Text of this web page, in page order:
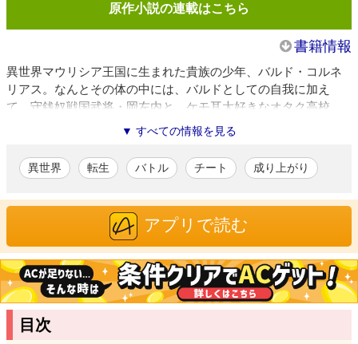
原作小説の連載はこちら
書籍情報
異世界マウリシア王国に生まれた貴族の少年、バルド・コルネ
リアス。なんとその体の中には、バルドとしての自我に加え
て、守銭奴戦国武将・岡左内と、ケモ耳大好きなオタク高校
生・岡雅晴の魂が入り込んでいた！ 三つの魂は一つになっ
て、戦闘訓練や領地経営で人並み外れたチート能力を発揮して
いき…!? 痛快異世界ファンタジー、待望のコミカライズ!!
京都府出身。2013年、「鬼斬」(原作：サイバーステップ、ホビ
ージャパン刊)にて連載デビュー。勢いのあるアクション描写と、
軽妙なコメディ展開が魅力の漫画家。
高見梁川/原作
福島県在住。漫画の執筆経験もある根っからの創作家（クリエー
ター）。歴史とファンタジーをこよなく愛する。2008年からウェ
ブ上で小説の連載を開始し、2013年『異世界転生騒動記』でアル
ファポリス「第6回ファンタジー小説大賞」大賞を受賞。翌年、
▼ すべての情報を見る
異世界 転生 バトル チート 成り上がり
アプリで読む
目次